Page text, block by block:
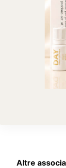
Altre